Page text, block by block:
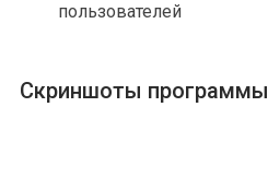
пользователей
Скриншоты программы